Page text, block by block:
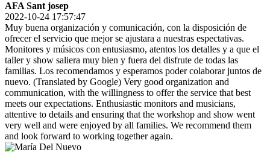
AFA Sant josep
2022-10-24 17:57:47
Muy buena organización y comunicación, con la disposición de
ofrecer el servicio que mejor se ajustara a nuestras espectativas.
Monitores y músicos con entusiasmo, atentos los detalles y a que el
taller y show saliera muy bien y fuera del disfrute de todas las
familias. Los recomendamos y esperamos poder colaborar juntos de
nuevo. (Translated by Google) Very good organization and
communication, with the willingness to offer the service that best
meets our expectations. Enthusiastic monitors and musicians,
attentive to details and ensuring that the workshop and show went
very well and were enjoyed by all families. We recommend them
and look forward to working together again.